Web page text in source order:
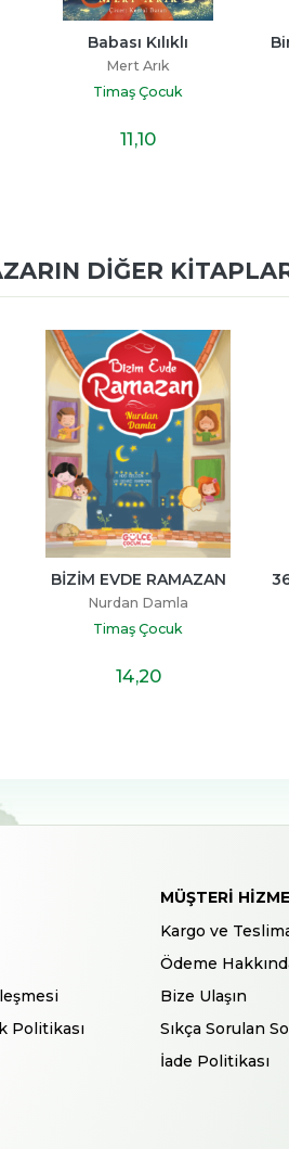
Babası Kılıklı
Mert Arık
Timaş Çocuk
11,10
DIĞER
BİZİM EVDE RAMAZAN
Nurdan Damla
Timaş Çocuk
14,20
Politikası
MÜŞTERI
Kargo ve
Ödeme
Bize Ulaşın
Sıkça Sorulan
İade Politikası